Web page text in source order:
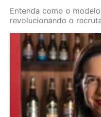
Entenda como o
revolucionando o